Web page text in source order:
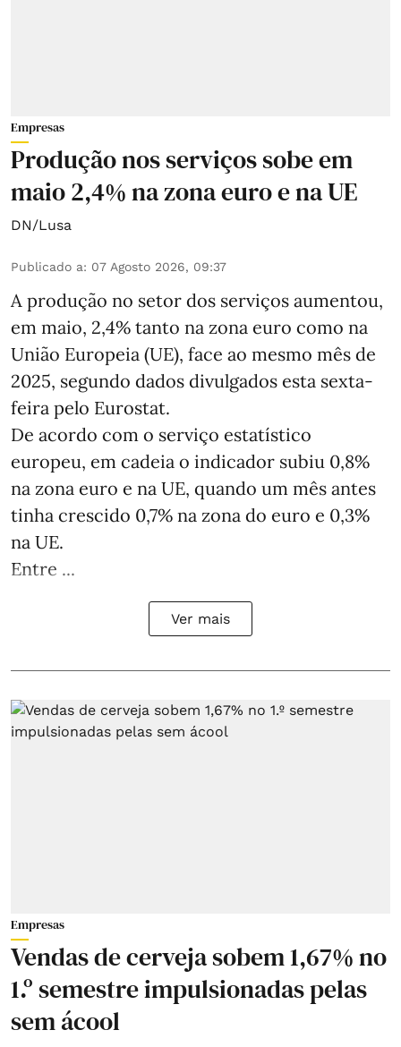
Empresas
Produção nos serviços sobe em
maio 2,4% na zona euro e na UE
DN/Lusa
Publicado a: 07 Agosto 2026, 09:37
A produção no setor dos serviços aumentou,
em maio, 2,4% tanto na zona euro como na
União Europeia (UE), face ao mesmo mês de
2025, segundo dados divulgados esta sexta-
feira pelo Eurostat.
De acordo com o serviço estatístico
europeu, em cadeia o indicador subiu 0,8%
na zona euro e na UE, quando um mês antes
tinha crescido 0,7% na zona do euro e 0,3%
na UE.
Entre ...
Ver mais
Empresas
Vendas de cerveja sobem 1,67% no
1.º semestre impulsionadas pelas
sem ácool